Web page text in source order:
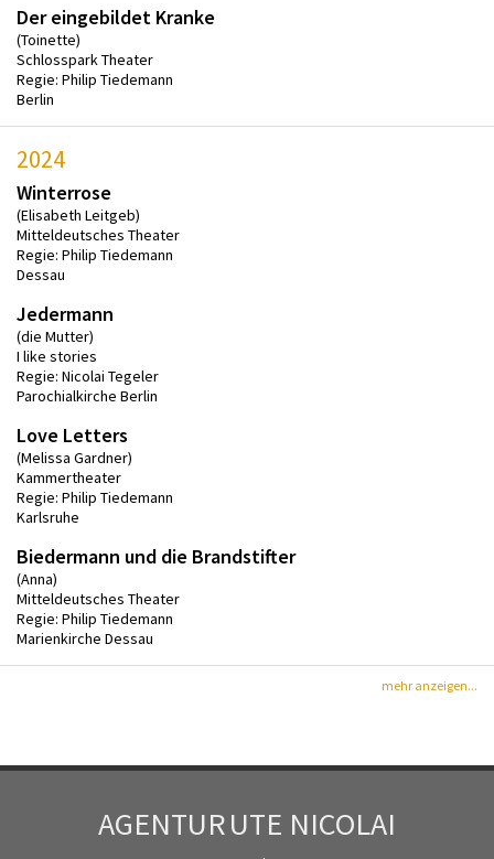
Der eingebildet Kranke
(Toinette)
Schlosspark Theater
Regie: Philip Tiedemann
Berlin
2024
Winterrose
(Elisabeth Leitgeb)
Mitteldeutsches Theater
Regie: Philip Tiedemann
Dessau
Jedermann
(die Mutter)
I like stories
Regie: Nicolai Tegeler
Parochialkirche Berlin
Love Letters
(Melissa Gardner)
Kammertheater
Regie: Philip Tiedemann
Karlsruhe
Biedermann und die Brandstifter
(Anna)
Mitteldeutsches Theater
Regie: Philip Tiedemann
Marienkirche Dessau
mehr anzeigen...
AGENTURUTE NICOLAI